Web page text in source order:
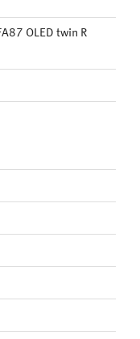
OLED twin R